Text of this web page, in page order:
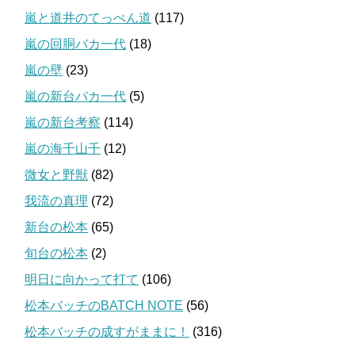
嵐と道井のてっぺん道 (117)
嵐の回胴バカ一代 (18)
嵐の壁 (23)
嵐の新台バカ一代 (5)
嵐の新台考察 (114)
嵐の海千山千 (12)
微女と野獣 (82)
我流の真理 (72)
新台の松本 (65)
旬台の松本 (2)
明日に向かって打て (106)
松本バッチのBATCH NOTE (56)
松本バッチの成すがままに！
(316)